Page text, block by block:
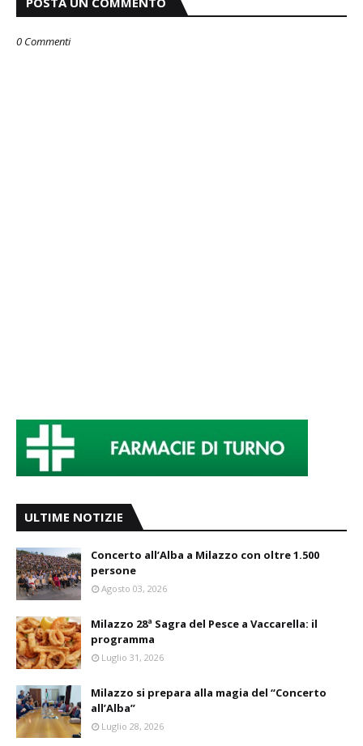
0 Commenti
ULTIME NOTIZIE
Concerto all’Alba a Milazzo con oltre 1.500
persone
Agosto 03, 2026
Milazzo 28ª Sagra del Pesce a Vaccarella: il
programma
Luglio 31, 2026
Milazzo si prepara alla magia del “Concerto
all’Alba”
Luglio 28, 2026